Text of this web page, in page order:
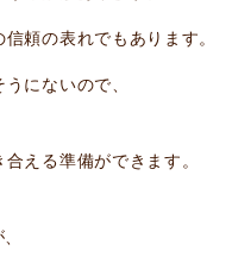
頼の表れでもあります。
にないので、
える準備ができます。